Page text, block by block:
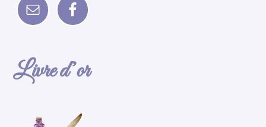
Livre d’or